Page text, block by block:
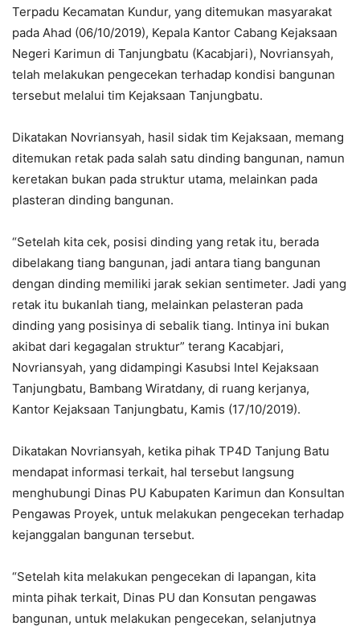
Terpadu Kecamatan Kundur, yang ditemukan masyarakat
pada Ahad (06/10/2019), Kepala Kantor Cabang Kejaksaan
Negeri Karimun di Tanjungbatu (Kacabjari), Novriansyah,
telah melakukan pengecekan terhadap kondisi bangunan
tersebut melalui tim Kejaksaan Tanjungbatu.
Dikatakan Novriansyah, hasil sidak tim Kejaksaan, memang
ditemukan retak pada salah satu dinding bangunan, namun
keretakan bukan pada struktur utama, melainkan pada
plasteran dinding bangunan.
“Setelah kita cek, posisi dinding yang retak itu, berada
dibelakang tiang bangunan, jadi antara tiang bangunan
dengan dinding memiliki jarak sekian sentimeter. Jadi yang
retak itu bukanlah tiang, melainkan pelasteran pada
dinding yang posisinya di sebalik tiang. Intinya ini bukan
akibat dari kegagalan struktur” terang Kacabjari,
Novriansyah, yang didampingi Kasubsi Intel Kejaksaan
Tanjungbatu, Bambang Wiratdany, di ruang kerjanya,
Kantor Kejaksaan Tanjungbatu, Kamis (17/10/2019).
Dikatakan Novriansyah, ketika pihak TP4D Tanjung Batu
mendapat informasi terkait, hal tersebut langsung
menghubungi Dinas PU Kabupaten Karimun dan Konsultan
Pengawas Proyek, untuk melakukan pengecekan terhadap
kejanggalan bangunan tersebut.
“Setelah kita melakukan pengecekan di lapangan, kita
minta pihak terkait, Dinas PU dan Konsutan pengawas
bangunan, untuk melakukan pengecekan, selanjutnya